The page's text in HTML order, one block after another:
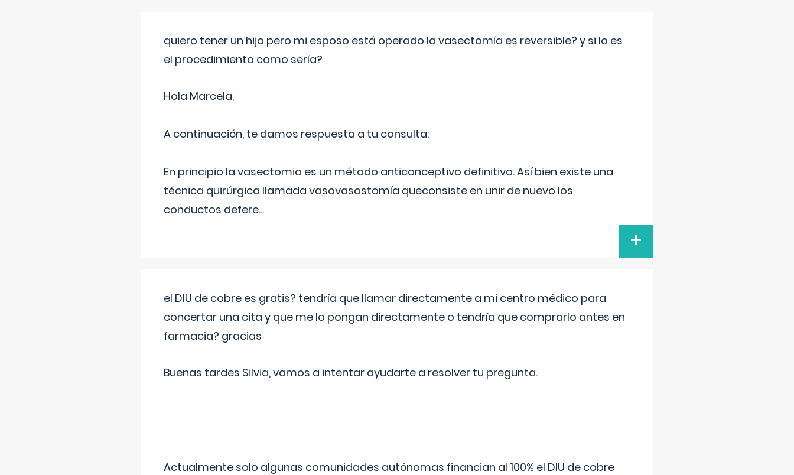
quiero tener un hijo pero mi esposo está operado la vasectomía es reversible? y si lo es
el procedimiento como sería?
Hola Marcela,
A continuación, te damos respuesta a tu consulta:
En principio la vasectomia es un método anticonceptivo definitivo. Así bien existe una
técnica quirúrgica llamada vasovasostomía queconsiste en unir de nuevo los
conductos defere...
+
el DIU de cobre es gratis? tendría que llamar directamente a mi centro médico para
concertar una cita y que me lo pongan directamente o tendría que comprarlo antes en
farmacia? gracias
Buenas tardes Silvia, vamos a intentar ayudarte a resolver tu pregunta.
Actualmente solo algunas comunidades autónomas financian al 100% el DIU de cobre